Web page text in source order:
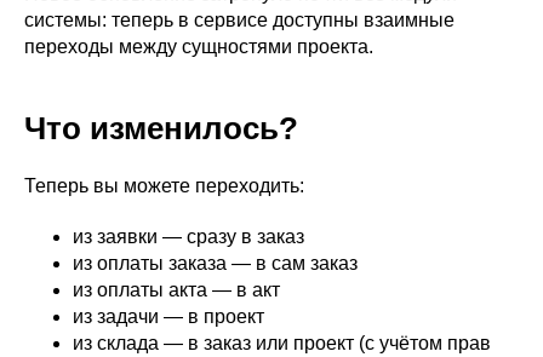
системы: теперь в сервисе доступны взаимные
переходы между сущностями проекта.
Что изменилось?
Теперь вы можете переходить:
из заявки — сразу в заказ
из оплаты заказа — в сам заказ
из оплаты акта — в акт
из задачи — в проект
из склада — в заказ или проект (с учётом прав